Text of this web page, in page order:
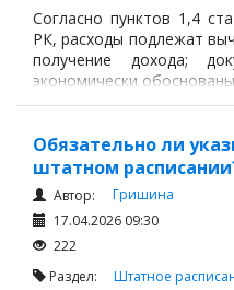
Согласно пунктов 1,4
РК, расходы подлежат
получение дохода;
экономически
Обязательно ли
штатном
Автор:
Гришина
17.04.2026 09:30
222
Раздел: Штатное